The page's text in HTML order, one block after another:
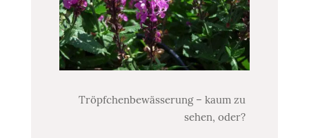
Tröpfchenbewässerung – kaum zu
sehen, oder?